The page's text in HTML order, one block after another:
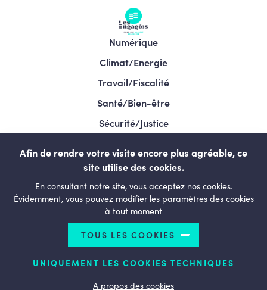
Numérique
Climat/Energie
Travail/Fiscalité
Santé/Bien-être
Sécurité/Justice
LESENGAGÉS.BE
© Copyright 2026 Le courage de changer - Tous droits
Termes et conditions
Politique de confidentialité
Afin de rendre votre visite encore plus agréable, ce
site utilise des cookies.
En consultant notre site, vous acceptez nos cookies.
Évidemment, vous pouvez modifier les paramètres des cookies
à tout moment
TOUS LES COOKIES
UNIQUEMENT LES COOKIES TECHNIQUES
A propos des cookies